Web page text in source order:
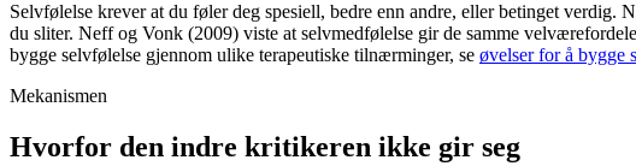
Selvfølelse krever at du føler deg spesiell, bedre enn andre, eller betinget
du sliter. Neff og Vonk (2009) viste at selvmedfølelse gir de samme
bygge selvfølelse gjennom ulike terapeutiske tilnærminger, se øvelser for å bygge
Mekanismen
Hvorfor den indre kritikeren ikke gir seg